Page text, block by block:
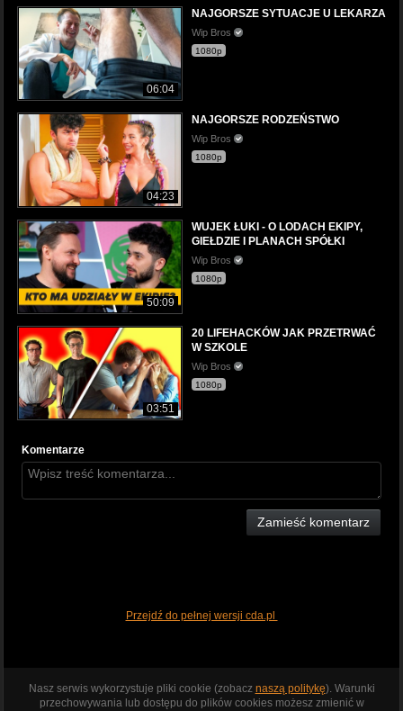
06:04
NAJGORSZE SYTUACJE U LEKARZA
Wip Bros
1080p
04:23
NAJGORSZE RODZEŃSTWO
Wip Bros
1080p
50:09
WUJEK ŁUKI - O LODACH EKIPY,
GIEŁDZIE I PLANACH SPÓŁKI
Wip Bros
1080p
03:51
20 LIFEHACKÓW JAK PRZETRWAĆ
W SZKOLE
Wip Bros
1080p
Komentarze
Zamieść komentarz
Przejdź do pełnej wersji cda.pl
Nasz serwis wykorzystuje pliki cookie (zobacz naszą politykę). Warunki
przechowywania lub dostępu do plików cookies możesz zmienić w